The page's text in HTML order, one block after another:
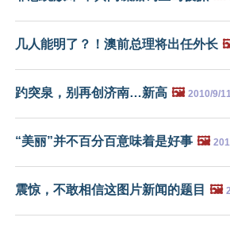
几人能明了？！澳前总理将出任外长
趵突泉，别再创济南…新高 🖼️ 2010/9/11
“美丽”并不百分百意味着是好事 🖼️
震惊，不敢相信这图片新闻的题目 🖼️